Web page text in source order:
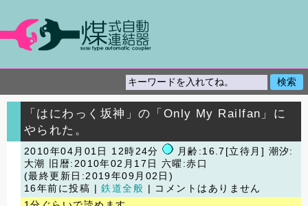
「はにわっく坂神」の「Only My Railfan」に
やられた。
2010年04月01日 12時24分
月齢:16.7[立待月] 潮汐:
大潮
旧暦:2010年02月17日 六曜:赤口
(最終更新日:2019年09月02日)
16年前に投稿 |鉄道全般 | コメントはありません